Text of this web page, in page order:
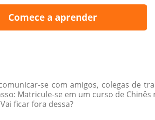
Comece a aprender
se com amigos, colegas de
Matricule-se em um curso de
ficar fora dessa?